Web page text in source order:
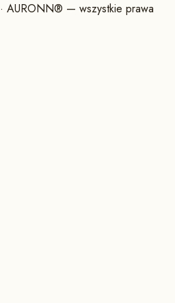
· AURONN® — wszystkie prawa